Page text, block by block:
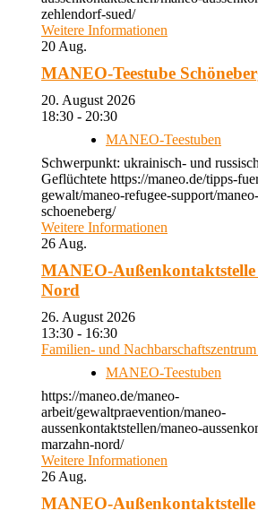
zehlendorf-sued/
Weitere Informationen
20 Aug.
MANEO-Teestube
20. August 2026
18:30 - 20:30
MANEO-Teestuben
Schwerpunkt: ukrainisch- und
Geflüchtete https://maneo.de/tipps-
gewalt/maneo-refugee-support/
schoeneberg/
Weitere Informationen
26 Aug.
MANEO-
Nord
26. August 2026
13:30 - 16:30
Familien- und
MANEO-Teestuben
https://maneo.de/maneo-
arbeit/gewaltpraevention/maneo-
aussenkontaktstellen/maneo-
marzahn-nord/
Weitere Informationen
26 Aug.
MANEO-Außenkontaktstelle